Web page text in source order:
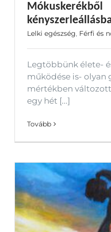
Mókuskerékből
Lelki egészség, Férfi és
Legtöbbünk élete-
működése is- olyan
mértékben
egy hét [...]
Tovább